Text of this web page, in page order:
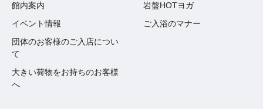
館内案内
イベント情報
団体のお客様のご入店につい
て
大きい荷物をお持ちのお客様
へ
岩盤HOTヨガ
ご入浴のマナー